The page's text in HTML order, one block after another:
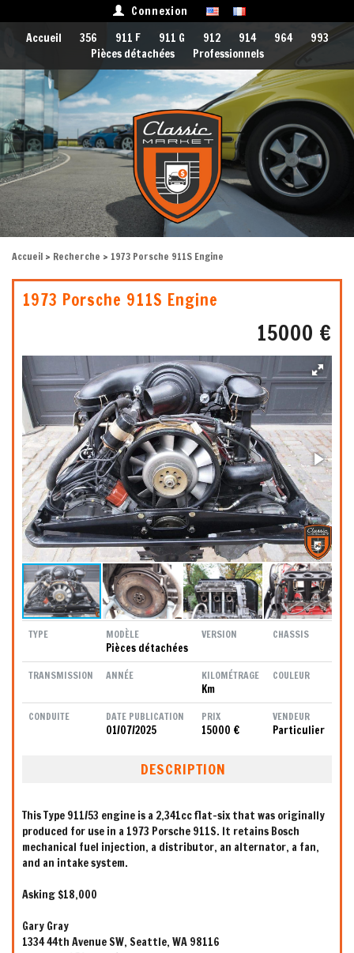
Connexion
Accueil
356 911 F 911 G 912 914 964
993
Pièces détachées
Professionnels
Accueil > Recherche > 1973 Porsche 911S Engine
1973 Porsche 911S Engine
15000 €
TYPE MODÈLE
Pièces détachées
VERSION CHASSIS
TRANSMISSION ANNÉE KILOMÉTRAGE
Km
COULEUR
CONDUITE DATE PUBLICATION
01/07/2025
PRIX
15000 €
VENDEUR
Particulier
DESCRIPTION
This Type 911/53 engine is a 2,341cc flat-six that was originally
produced for use in a 1973 Porsche 911S. It retains Bosch
mechanical fuel injection, a distributor, an alternator, a fan,
and an intake system.
Asking $18,000
Gary Gray
1334 44th Avenue SW, Seattle, WA 98116